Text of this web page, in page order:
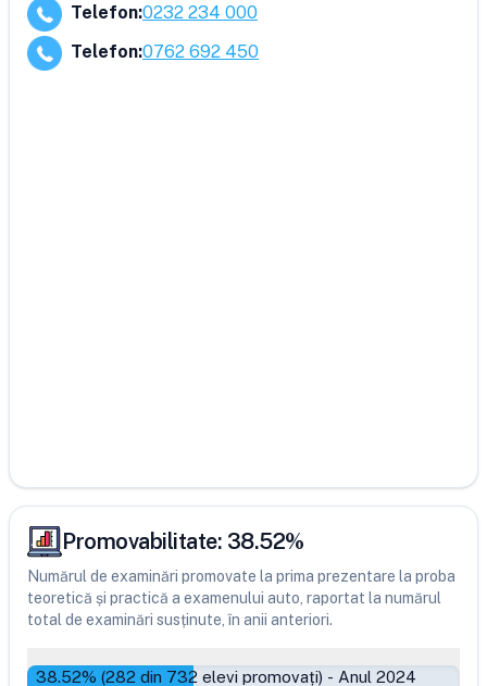
Telefon:0232 234 000
Telefon:0762 692 450
Promovabilitate: 38.52%
Numărul de examinări promovate la prima prezentare la proba
teoretică și practică a examenului auto, raportat la numărul
total de examinări susținute, în anii anteriori.
38.52% (282 din 732 elevi promovați) - Anul 2024